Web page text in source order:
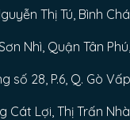
Thị Tú, Bình
Nhì, Quận Tân
số 28, P.6, Q. Gò
Cát Lợi, Thị Trấn